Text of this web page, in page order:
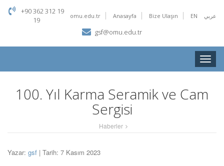
omu.edu.tr Anasayfa Bize Ulaşın EN عربي
+90 362 312 19
19
gsf@omu.edu.tr
Toggle
100. Yıl Karma Seramik ve Cam
Sergisi
Haberler
Yazar: gsf | Tarih: 7 Kasım 2023